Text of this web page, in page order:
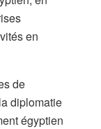
en
de
diplomatie
égyptien